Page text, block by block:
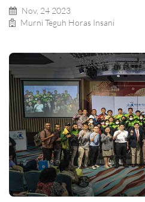
Nov, 24 2023
Murni Teguh Horas Insani